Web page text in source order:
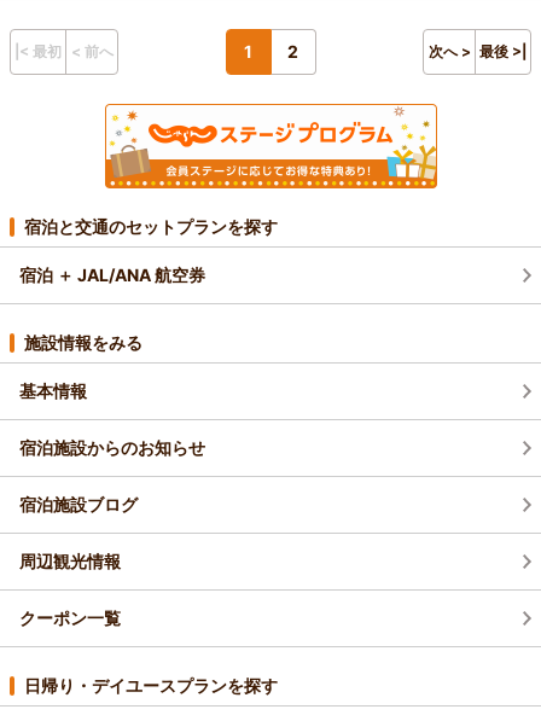
|< 最初 < 前へ 1 2 次へ > 最後 >|
宿泊と交通のセットプランを探す
宿泊 ＋ JAL/ANA 航空券
施設情報をみる
基本情報
宿泊施設からのお知らせ
宿泊施設ブログ
周辺観光情報
クーポン一覧
日帰り・デイユースプランを探す